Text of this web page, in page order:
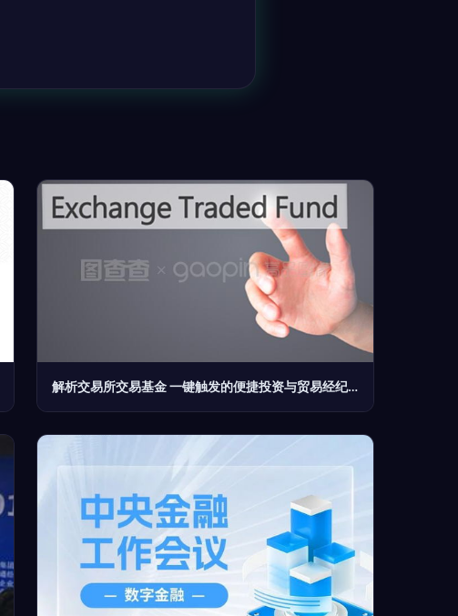
解析交易所交易基金 一键触发的便捷投资与贸易经纪的关键作用